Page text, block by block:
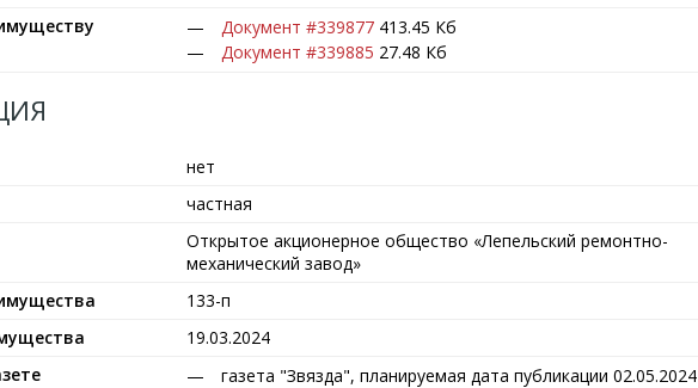
Документ #339877 413.45 Кб
Документ #339885 27.48 Кб
нет
частная
Открытое акционерное общество «Лепельский ремонтно-
механический завод»
133-п
19.03.2024
газета "Звязда", планируемая дата публикации 02.05.2024